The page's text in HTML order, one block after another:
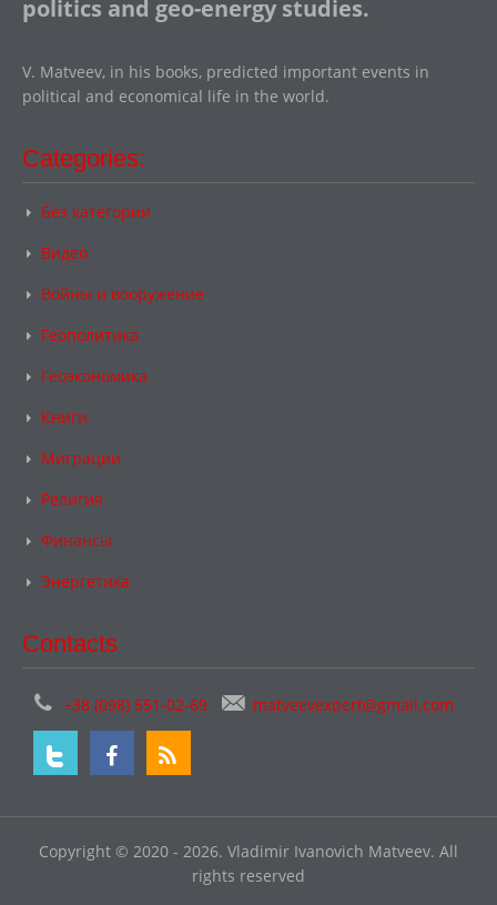
politics and geo-energy studies.
V. Matveev, in his books, predicted important events in
political and economical life in the world.
Categories:
Без категории
Видео
Войны и вооружение
Геополитика
Геоэкономика
Книги
Миграции
Религия
Финансы
Энергетика
Contacts
+38 (098) 551-02-69 matveevexpert@gmail.com
Copyright © 2020 - 2026. Vladimir Ivanovich Matveev. All
rights reserved